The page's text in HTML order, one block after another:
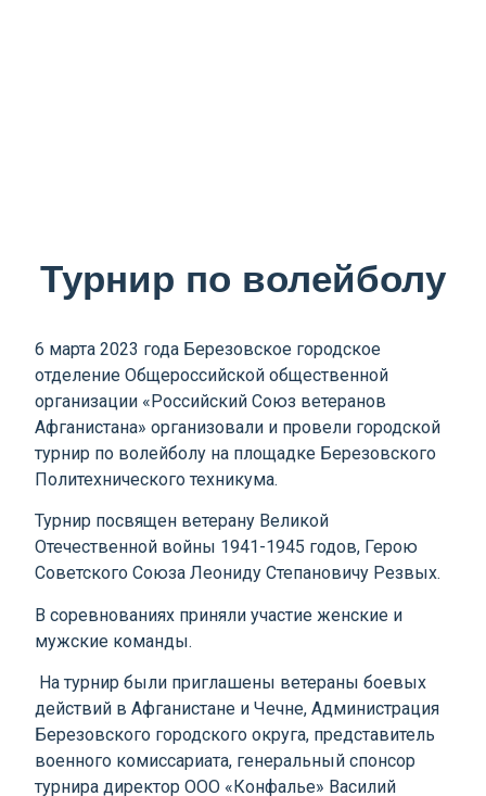
Турнир по волейболу
6 марта 2023 года Березовское городское
отделение Общероссийской общественной
организации «Российский Союз ветеранов
Афганистана» организовали и провели городской
турнир по волейболу на площадке Березовского
Политехнического техникума.
Турнир посвящен ветерану Великой
Отечественной войны 1941-1945 годов, Герою
Советского Союза Леониду Степановичу Резвых.
В соревнованиях приняли участие женские и
мужские команды.
На турнир были приглашены ветераны боевых
действий в Афганистане и Чечне, Администрация
Березовского городского округа, представитель
военного комиссариата, генеральный спонсор
турнира директор ООО «Конфалье» Василий